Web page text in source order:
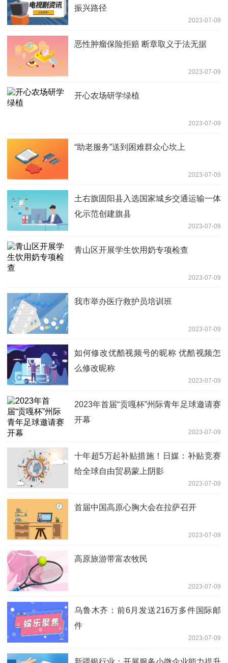
振兴路径
2023-07-09
恶性肿瘤保险拒赔 断章取义于法无据
2023-07-09
开心农场研学绿植
2023-07-09
“助老服务”送到困难群众心坎上
2023-07-09
土右旗固阳县入选国家城乡交通运输一体
化示范创建旗县
2023-07-09
青山区开展学生饮用奶专项检查
2023-07-09
我市举办医疗救护员培训班
2023-07-09
如何修改优酷视频号的昵称 优酷视频怎
么修改昵称
2023-07-09
2023年首届“贡嘎杯”州际青年足球邀请赛
开幕
2023-07-09
十年超5万起补贴措施！日媒：补贴竞赛
给全球自由贸易蒙上阴影
2023-07-09
首届中国高原心胸大会在拉萨召开
2023-07-09
高原旅游带富农牧民
2023-07-09
乌鲁木齐：前6月发送216万多件国际邮
件
2023-07-09